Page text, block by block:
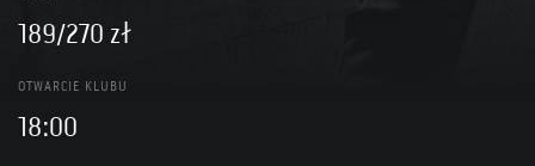
189/270 zł
OTWARCIE KLUBU
18:00